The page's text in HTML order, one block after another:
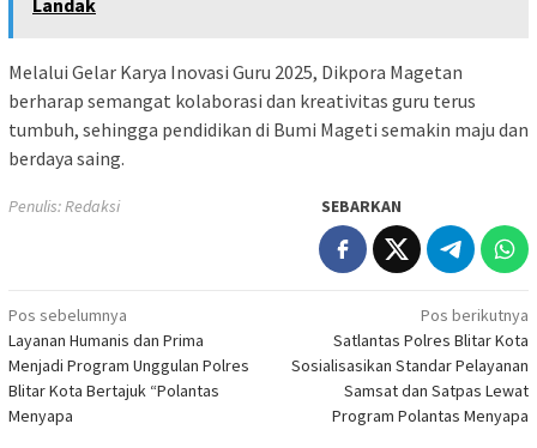
Melalui Gelar Karya Inovasi Guru 2025, Dikpora Magetan
berharap semangat kolaborasi dan kreativitas guru terus
tumbuh, sehingga pendidikan di Bumi Mageti semakin maju dan
berdaya saing.
Penulis: Redaksi SEBARKAN
Navigasi
pos
Pos sebelumnya
Layanan Humanis dan Prima
Menjadi Program Unggulan Polres
Blitar Kota Bertajuk “Polantas
Menyapa
Pos berikutnya
Satlantas Polres Blitar Kota
Sosialisasikan Standar Pelayanan
Samsat dan Satpas Lewat
Program Polantas Menyapa